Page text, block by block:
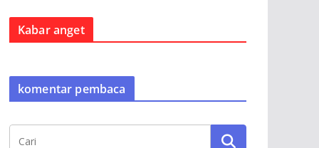
Kabar anget
komentar pembaca